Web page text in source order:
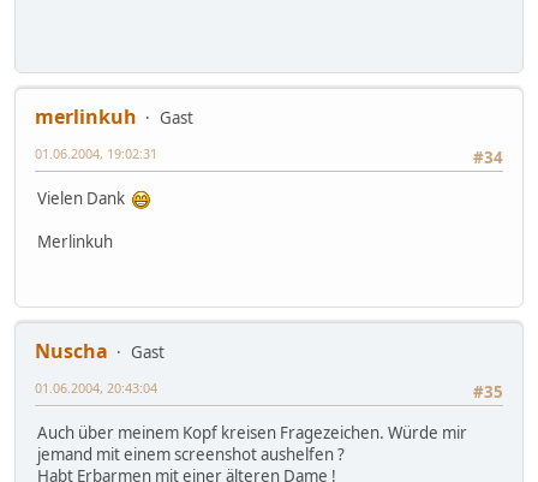
merlinkuh
Gast
#34
01.06.2004, 19:02:31
Vielen Dank
Merlinkuh
Nuscha
Gast
#35
01.06.2004, 20:43:04
Auch über meinem Kopf kreisen Fragezeichen. Würde mir
jemand mit einem screenshot aushelfen ?
Habt Erbarmen mit einer älteren Dame !